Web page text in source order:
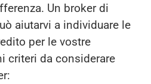
Un broker di
aiutarvi a individuare le
per le vostre
criteri da considerare